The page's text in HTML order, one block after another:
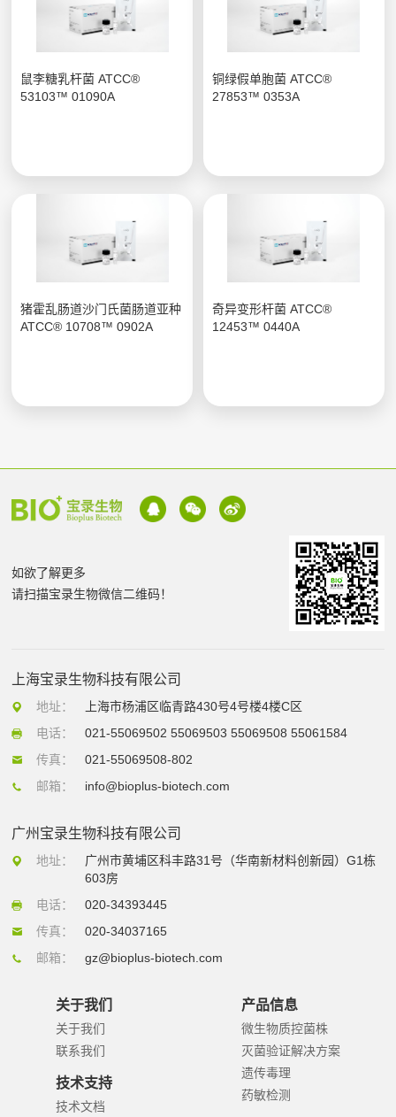
鼠李糖乳杆菌 ATCC®
53103™ 01090A
铜绿假单胞菌 ATCC®
27853™ 0353A
猪霍乱肠道沙门氏菌肠道亚种
ATCC® 10708™ 0902A
奇异变形杆菌 ATCC®
12453™ 0440A
如欲了解更多
请扫描宝录生物微信二维码！
上海宝录生物科技有限公司
地址：
上海市杨浦区临青路430号4号楼4楼C区
电话：
021-55069502 55069503 55069508 55061584
传真：
021-55069508-802
邮箱：
info@bioplus-biotech.com
广州宝录生物科技有限公司
地址：
广州市黄埔区科丰路31号（华南新材料创新园）G1栋
603房
电话：
020-34393445
传真：
020-34037165
邮箱：
gz@bioplus-biotech.com
关于我们
关于我们
联系我们
技术支持
技术文档
产品信息
微生物质控菌株
灭菌验证解决方案
遗传毒理
药敏检测